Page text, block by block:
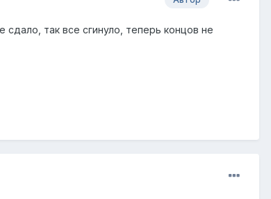
так все сгинуло, теперь концов не